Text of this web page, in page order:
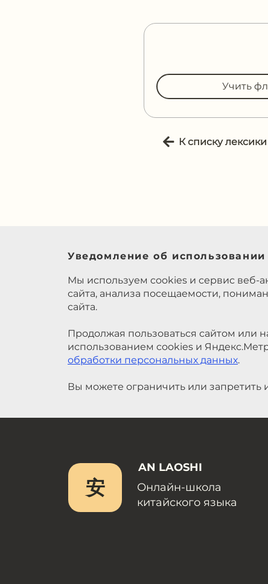
Учить
К списку лексики
Уведомление об
Мы используем cookies и сервис веб-
сайта, анализа посещаемости,
сайта.
Продолжая пользоваться сайтом или
использованием cookies и
обработки персональных данных.
Вы можете ограничить или запретить
安
AN LAOSHI
Онлайн-школа
китайского языка